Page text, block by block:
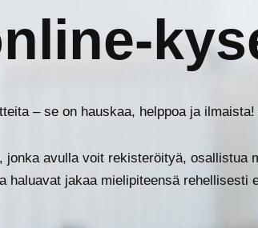
– se on hauskaa, helppoa ja
avulla voit rekisteröityä, osallistua
jakaa mielipiteensä